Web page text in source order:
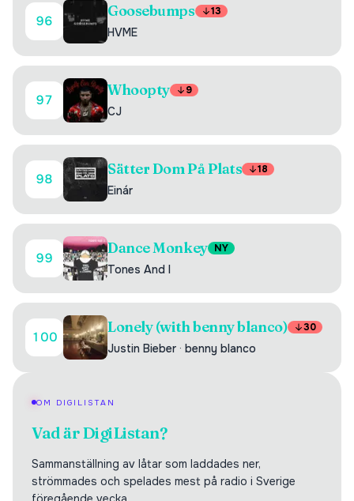
96
Goosebumps 13
HVME
97
Whoopty 9
CJ
98
Sätter Dom På Plats 18
Einár
99
Dance Monkey NY
Tones And I
100
Lonely (with benny blanco) 30
Justin Bieber · benny blanco
OM DIGILISTAN
Vad är DigiListan?
Sammanställning av låtar som laddades ner,
strömmades och spelades mest på radio i Sverige